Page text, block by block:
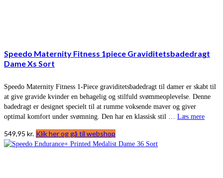
Speedo Maternity Fitness 1piece Graviditetsbadedragt
Dame Xs Sort
Speedo Maternity Fitness 1-Piece graviditetsbadedragt til damer er skabt til
at give gravide kvinder en behagelig og stilfuld svømmeoplevelse. Denne
badedragt er designet specielt til at rumme voksende maver og giver
optimal komfort under svømning. Den har en klassisk stil … Læs mere
549,95 kr. Klik her og gå til webshop